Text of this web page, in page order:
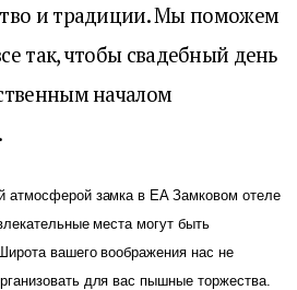
и традиции. Мы поможем
так, чтобы свадебный день
началом
атмосферой замка в EA Замковом отеле
места могут быть
вашего воображения нас не
для вас пышные торжества.